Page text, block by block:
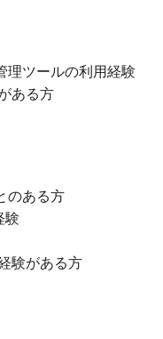
理ツールの利用経験
ある方
のある方
験
験がある方